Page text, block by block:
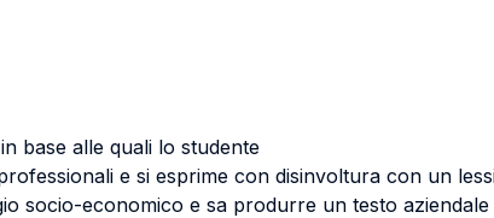
base alle quali lo studente
e si esprime con disinvoltura con un
socio-economico e sa produrre un testo aziendale